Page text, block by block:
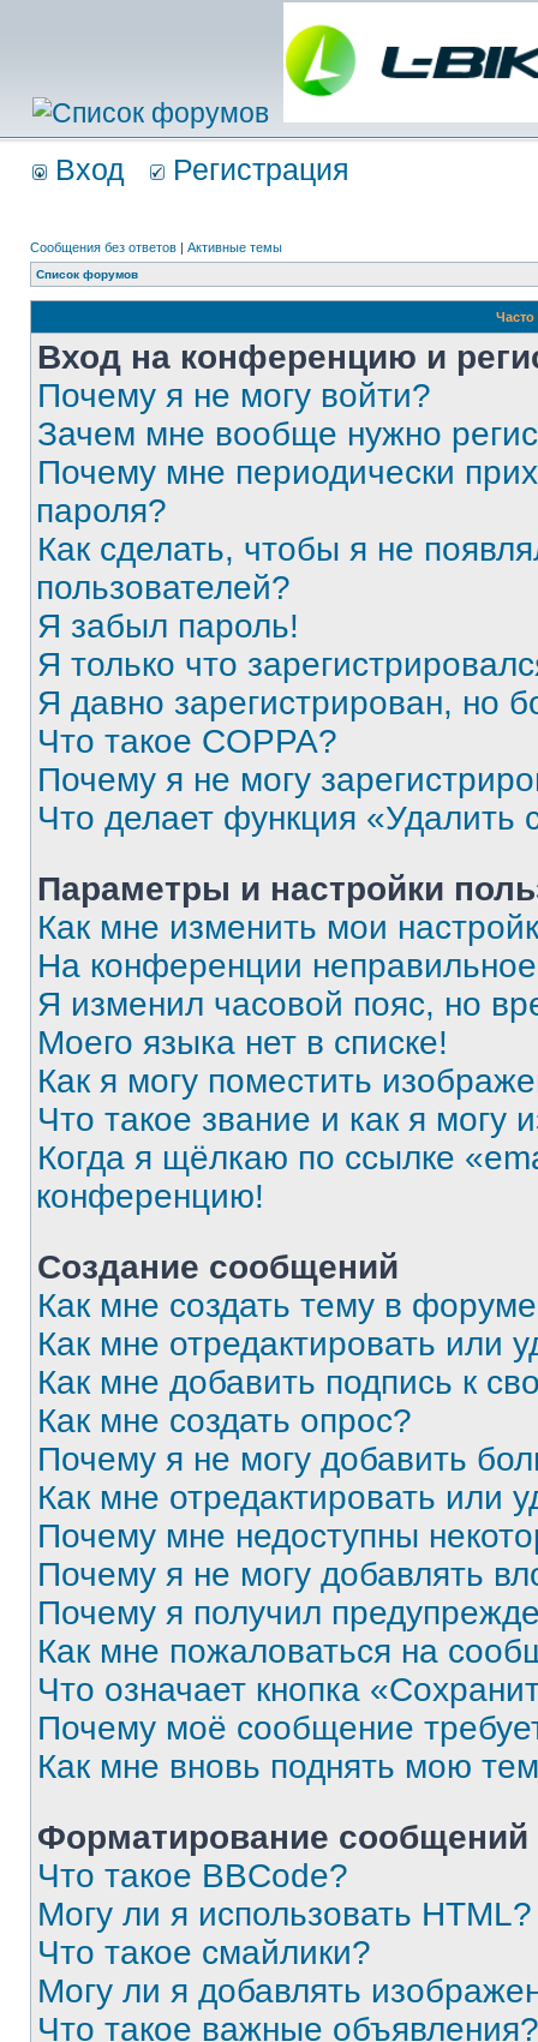
Вход Регистрация
Сообщения без ответов | Активные темы
Список форумов
Вход на конференцию и
Почему я не могу войти?
Зачем мне вообще нужно
Почему мне периодически
пароля?
Как сделать, чтобы я не
пользователей?
Я забыл пароль!
Я только что
Я давно зарегистрирован, но
Что такое COPPA?
Почему я не могу
Что делает функция «Удалить
Параметры и настройки
Как мне изменить мои
На конференции
Я изменил часовой пояс, но
Моего языка нет в списке!
Как я могу поместить
Что такое звание и как я могу
Когда я щёлкаю по ссылке
конференцию!
Создание сообщений
Как мне создать тему в
Как мне отредактировать или
Как мне добавить подпись к
Как мне создать опрос?
Почему я не могу добавить
Как мне отредактировать или
Почему мне недоступны
Почему я не могу добавлять
Почему я получил
Как мне пожаловаться на
Что означает кнопка
Почему моё сообщение
Как мне вновь поднять мою
Форматирование
Что такое BBCode?
Могу ли я использовать HTML?
Что такое смайлики?
Могу ли я добавлять
Что такое важные объявления?